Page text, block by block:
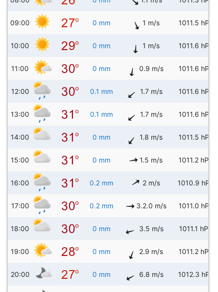
09:00 0 mm 1 m/s 1011.5 hPa
10:00 0 mm 1 m/s 1011.6 hPa
11:00 0 mm 0.9 m/s 1011.6 hPa
12:00 0.1 mm 1.7 m/s 1011.6 hPa
13:00 0.1 mm 1.7 m/s 1011.6 hPa
14:00 0 mm 1.8 m/s 1011.5 hPa
15:00 0 mm 1.5 m/s 1011.2 hPa
16:00 0.2 mm 2 m/s 1010.9 hPa
17:00 0.2 mm 3.2.0 m/s 1011.0 hPa
18:00 0 mm 3.5 m/s 1011.1 hPa
19:00 0 mm 2.9 m/s 1011.2 hPa
20:00 0 mm 6.8 m/s 1012.3 hPa